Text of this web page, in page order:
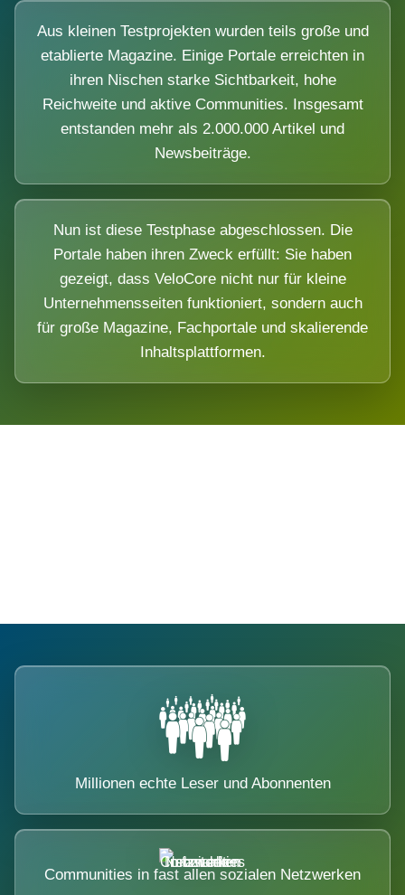
Aus kleinen Testprojekten wurden teils große und
etablierte Magazine. Einige Portale erreichten in
ihren Nischen starke Sichtbarkeit, hohe
Reichweite und aktive Communities. Insgesamt
entstanden mehr als 2.000.000 Artikel und
Newsbeiträge.
Nun ist diese Testphase abgeschlossen. Die
Portale haben ihren Zweck erfüllt: Sie haben
gezeigt, dass VeloCore nicht nur für kleine
Unternehmensseiten funktioniert, sondern auch
für große Magazine, Fachportale und skalierende
Inhaltsplattformen.
Millionen echte Leser und Abonnenten
Communities in fast allen sozialen Netzwerken